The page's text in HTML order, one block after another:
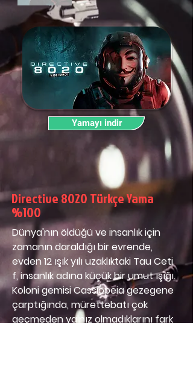
Yamayı indir
Directive 8020 Türkçe Yama
%100
Dünya'nın öldüğü ve insanlık için
zamanın daraldığı bir evrende,
evden 12 ışık yılı uzaklıktaki Tau Ceti
f, insanlık adına küçük bir umut ışığı.
Koloni gemisi Cassiopeia gezegene
çarptığında, mürettebatı çok
geçmeden yalnız olmadıklarını fark